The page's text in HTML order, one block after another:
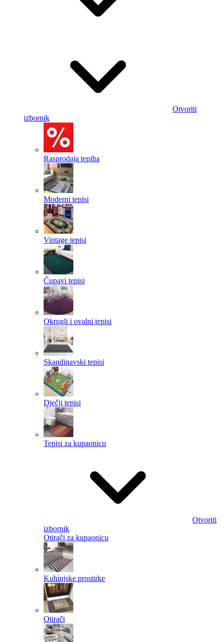
Otvoriti
izbornik
Rasprodaja tepiha
Moderni tepisi
Vintage tepisi
Čupavi tepisi
Okrugli i ovalni tepisi
Skandinavski tepisi
Dječji tepisi
Tepisi za kupaonicu
Otvoriti
izbornik
Otirači za kupaonicu
Kuhinjske prostirke
Otirači